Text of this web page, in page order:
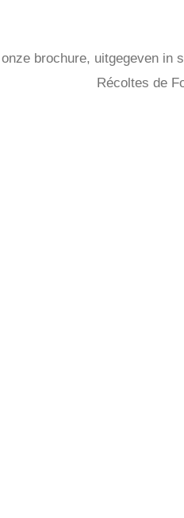
brochure, uitgegeven
Récoltes de